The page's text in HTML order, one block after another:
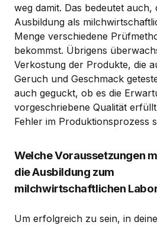
weg damit. Das bedeutet auch,
Ausbildung als
Menge verschiedene
bekommst. Übrigens
Verkostung der Produkte, die
Geruch und Geschmack
auch geguckt, ob es die
vorgeschriebene Qualität
Fehler im Produktionsprozess
Welche Voraussetzungen
die Ausbildung zum
milchwirtschaftlichen
Um erfolgreich zu sein, in